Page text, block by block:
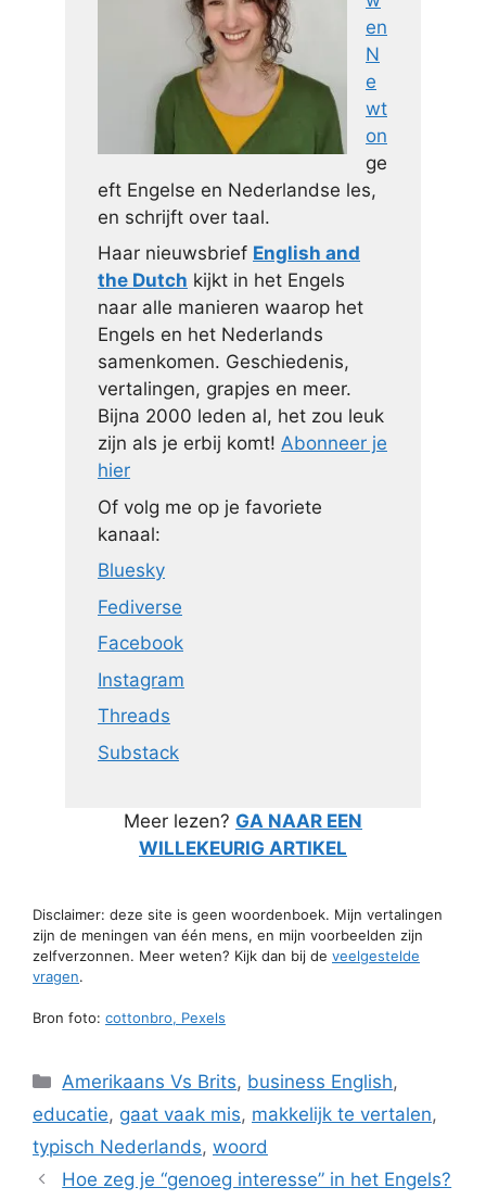
en
N
e
wt
on
ge
eft Engelse en Nederlandse les,
en schrijft over taal.
Haar nieuwsbrief English and
the Dutch kijkt in het Engels
naar alle manieren waarop het
Engels en het Nederlands
samenkomen. Geschiedenis,
vertalingen, grapjes en meer.
Bijna 2000 leden al, het zou leuk
zijn als je erbij komt! Abonneer je
hier
Of volg me op je favoriete
kanaal:
Bluesky
Fediverse
Facebook
Instagram
Threads
Substack
Meer lezen? GA NAAR EEN
WILLEKEURIG ARTIKEL
Disclaimer: deze site is geen woordenboek. Mijn vertalingen
zijn de meningen van één mens, en mijn voorbeelden zijn
zelfverzonnen. Meer weten? Kijk dan bij de veelgestelde
vragen.
Bron foto: cottonbro, Pexels
Categorieën
Amerikaans Vs Brits, business English,
educatie, gaat vaak mis, makkelijk te vertalen,
typisch Nederlands, woord
Hoe zeg je “genoeg interesse” in het Engels?